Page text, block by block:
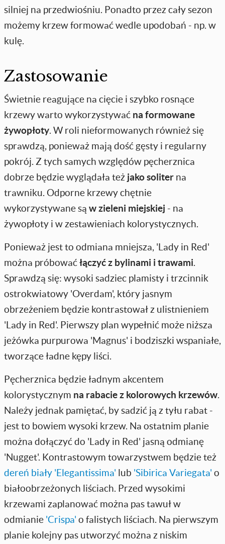
silniej na przedwiośniu. Ponadto przez cały sezon
możemy krzew formować wedle upodobań - np. w
kulę.
Zastosowanie
Świetnie reagujące na cięcie i szybko rosnące
krzewy warto wykorzystywać na formowane
żywopłoty. W roli nieformowanych również się
sprawdzą, ponieważ mają dość gęsty i regularny
pokrój. Z tych samych względów pęcherznica
dobrze będzie wyglądała też jako soliter na
trawniku. Odporne krzewy chętnie
wykorzystywane są w zieleni miejskiej - na
żywopłoty i w zestawieniach kolorystycznych.
Ponieważ jest to odmiana mniejsza, 'Lady in Red'
można próbowaćłączyć z bylinami i trawami.
Sprawdzą się: wysoki sadziec plamisty i trzcinnik
ostrokwiatowy 'Overdam', który jasnym
obrzeżeniem będzie kontrastował z ulistnieniem
'Lady in Red'. Pierwszy plan wypełnić może niższa
jeżówka purpurowa 'Magnus' i bodziszki wspaniałe,
tworzące ładne kępy liści.
Pęcherznica będzie ładnym akcentem
kolorystycznym na rabacie z kolorowych krzewów.
Należy jednak pamiętać, by sadzić ją z tyłu rabat -
jest to bowiem wysoki krzew. Na ostatnim planie
można dołączyć do 'Lady in Red' jasną odmianę
'Nugget'. Kontrastowym towarzystwem będzie też
dereń biały 'Elegantissima' lub 'Sibirica Variegata' o
białoobrzeżonych liściach. Przed wysokimi
krzewami zaplanować można pas tawuł w
odmianie 'Crispa' o falistych liściach. Na pierwszym
planie kolejny pas utworzyć można z niskim